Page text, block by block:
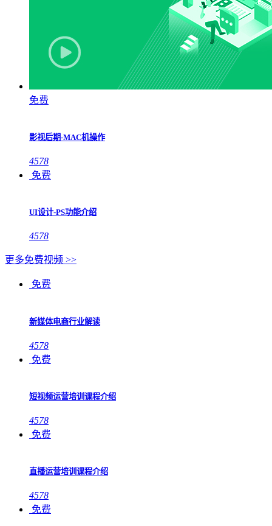
免费
影视后期-MAC机操作
4578
免费
UI设计-PS功能介绍
4578
更多免费视频 >>
免费
新媒体电商行业解读
4578
免费
短视频运营培训课程介绍
4578
免费
直播运营培训课程介绍
4578
免费